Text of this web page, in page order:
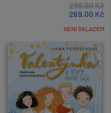
299,00Kč
269,00 Kč
NENÍ SKLADEM